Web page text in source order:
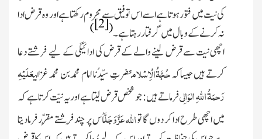
کی نیت میں فتور ہوتا ہے اسے اس توفیق سے محروم رکھتاہے اور وہ قرض ادا
نہ کرنے کے وبال میں گرفتار رہتاہے۔(
[2]
)
اچھینیت سے قرض لینے والے کے قرض کی ادائیگی کے لیے فرشتے دعا
کرتے ہیں جیساکہحُجَّۃُالْاِسْلامحضرتِ سیِّدُنا امام محمدبن محمد غزالیعَلَیْہِ
رَحمَۃُاللّٰہِالوَالِیفرماتے ہیں : جو شخص قرض لیتا ہے اور یہ نیّت کرتاہے کہ
میں اچھی طرح ادا کر دوں گا تواللہعَزَّ وَجَلَّاُس پر چند فِرشتے مُقرّر فرمادیتا